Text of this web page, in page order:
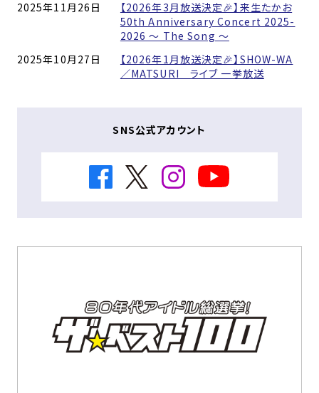
2025年11月26日
【2026年3月放送決定🎉】来生たかお
50th Anniversary Concert 2025-
2026 〜 The Song 〜
2025年10月27日
【2026年1月放送決定🎉】SHOW-WA
／MATSURI ライブ 一挙放送
SNS公式アカウント